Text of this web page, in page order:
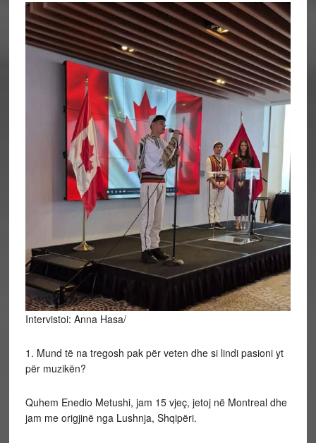
Intervistoi: Anna Hasa/
1. Mund të na tregosh pak për veten dhe si lindi pasioni yt
për muzikën?
Quhem Enedio Metushi, jam 15 vjeç, jetoj në Montreal dhe
jam me origjinë nga Lushnja, Shqipëri.